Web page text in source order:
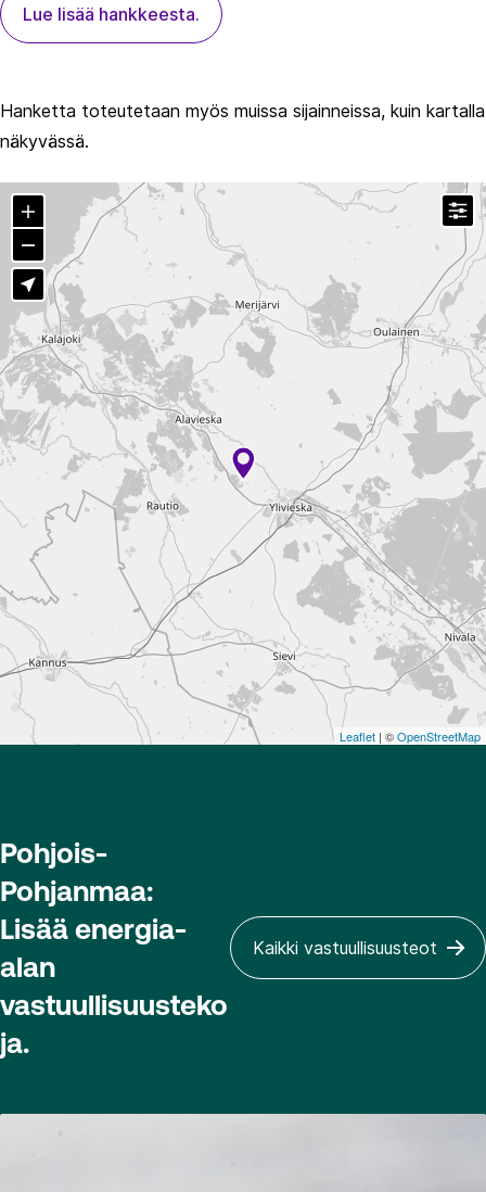
Lue lisää hankkeesta.
Hanketta toteutetaan myös muissa sijainneissa, kuin kartalla
näkyvässä.
Leaflet | ©OpenStreetMap
Zoom in
Zoom out
Näytä sijaintini
Pohjois-
Pohjanmaa:
Lisää energia-
alan
vastuullisuusteko
ja.
Kaikki vastuullisuusteot